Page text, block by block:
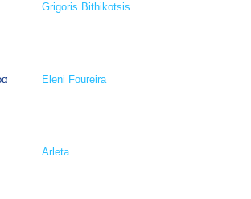
Grigoris Bithikotsis
Eleni Foureira
Arleta